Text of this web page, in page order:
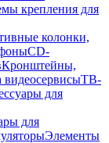
крепления для
колонки,
CD-
Кронштейны,
ТВ-
для
для
Элементы